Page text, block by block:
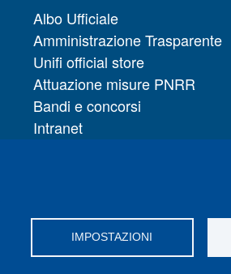
IMPOSTAZIONI
Albo Ufficiale
Amministrazione Trasparente
Unifi official store
Attuazione misure PNRR
Bandi e concorsi
Intranet
Pubblico